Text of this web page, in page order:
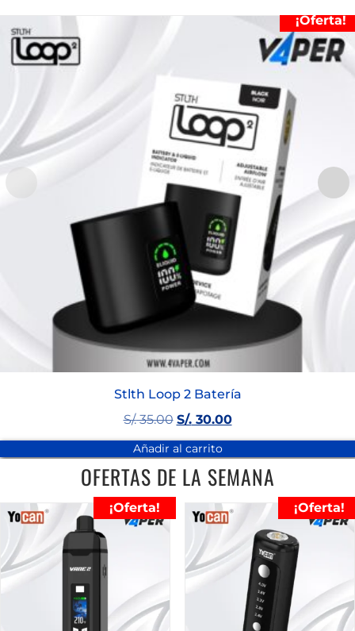
¡Oferta!
Stlth Loop 2 Batería
S/.35.00 S/.30.00
Añadir al carrito
OFERTAS DE LA SEMANA
¡Oferta! ¡Oferta!